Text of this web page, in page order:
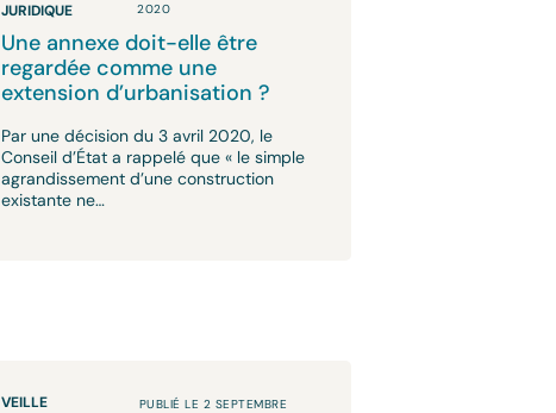
JURIDIQUE
2020
Une annexe doit-elle être
regardée comme une
extension d’urbanisation ?
Par une décision du 3 avril 2020, le
Conseil d’État a rappelé que « le simple
agrandissement d’une construction
existante ne…
VEILLE
PUBLIÉ LE 2 SEPTEMBRE